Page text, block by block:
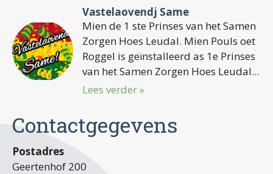
Vastelaovendj Same
Mien de 1 ste Prinses van het Samen
Zorgen Hoes Leudal. Mien Pouls oet
Roggel is geïnstalleerd as 1e Prinses
van het Samen Zorgen Hoes Leudal...
Lees verder »
Contactgegevens
Postadres
Geertenhof 200